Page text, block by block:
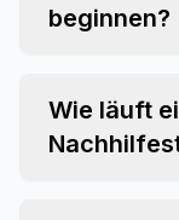
beginnen?
Wie läuft